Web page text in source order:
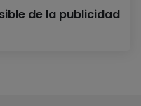
de la publicidad